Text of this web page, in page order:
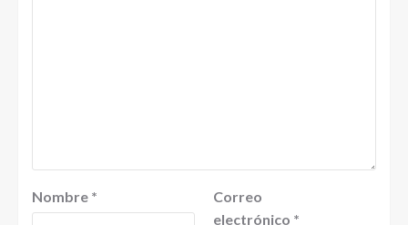
Nombre *
Correo
electrónico *